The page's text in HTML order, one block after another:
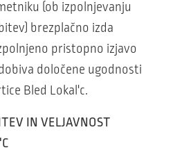
(ob izpolnjevanju
brezplačno izda
pristopno izjavo
določene ugodnosti
Bled Lokal'c.
IN VELJAVNOST